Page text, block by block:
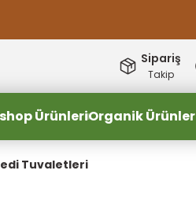
Sipariş
Takip
ÜrünleriOrganik Ürünler
Tuvaletleri